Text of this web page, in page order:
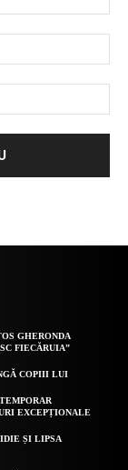
GHERONDA
FIECĂRUIA”
COPIII LUI
EXCEPȚIONALE
ȘI LIPSA